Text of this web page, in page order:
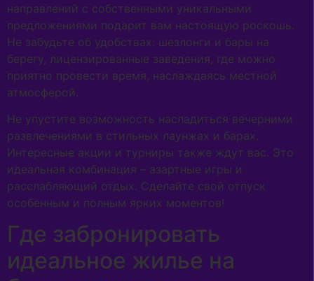
направлений с собственными уникальными
предложениями подарит вам настоящую роскошь.
Не забудьте об удобствах: шезлонги и бары на
берегу, лицензированные заведения, где можно
приятно провести время, наслаждаясь местной
атмосферой.
Не упустите возможность насладиться вечерними
развлечениями в стильных лаунжах и барах.
Интересные акции и турниры также ждут вас. Это
идеальная комбинация – азартные игры и
расслабляющий отдых. Сделайте свой отпуск
особенным и полным ярких моментов!
Где забронировать
идеальное жилье на